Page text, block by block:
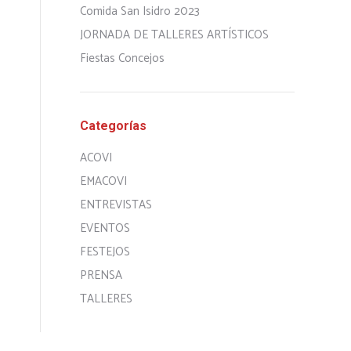
Comida San Isidro 2023
JORNADA DE TALLERES ARTÍSTICOS
Fiestas Concejos
Categorías
ACOVI
EMACOVI
ENTREVISTAS
EVENTOS
FESTEJOS
PRENSA
TALLERES